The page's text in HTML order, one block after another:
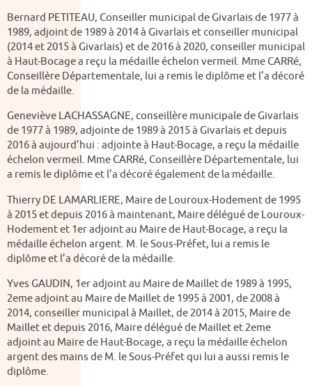
Bernard PETITEAU, Conseiller municipal de Givarlais de 1977 à
1989, adjoint de 1989 à 2014 à Givarlais et conseiller municipal
(2014 et 2015 à Givarlais) et de 2016 à 2020, conseiller municipal
à Haut-Bocage a reçu la médaille échelon vermeil. Mme CARRé,
Conseillère Départementale, lui a remis le diplôme et l’a décoré
de la médaille.
Geneviève LACHASSAGNE, conseillère municipale de Givarlais
de 1977 à 1989, adjointe de 1989 à 2015 à Givarlais et depuis
2016 à aujourd’hui : adjointe à Haut-Bocage, a reçu la médaille
échelon vermeil. Mme CARRé, Conseillère Départementale, lui
a remis le diplôme et l’a décoré également de la médaille.
Thierry DE LAMARLIERE, Maire de Louroux-Hodement de 1995
à 2015 et depuis 2016 à maintenant, Maire délégué de Louroux-
Hodement et 1er adjoint au Maire de Haut-Bocage, a reçu la
médaille échelon argent. M. le Sous-Préfet, lui a remis le
diplôme et l’a décoré de la médaille.
Yves GAUDIN, 1er adjoint au Maire de Maillet de 1989 à 1995,
2eme adjoint au Maire de Maillet de 1995 à 2001, de 2008 à
2014, conseiller municipal à Maillet, de 2014 à 2015, Maire de
Maillet et depuis 2016, Maire délégué de Maillet et 2eme
adjoint au Maire de Haut-Bocage, a reçu la médaille échelon
argent des mains de M. le Sous-Préfet qui lui a aussi remis le
diplôme.